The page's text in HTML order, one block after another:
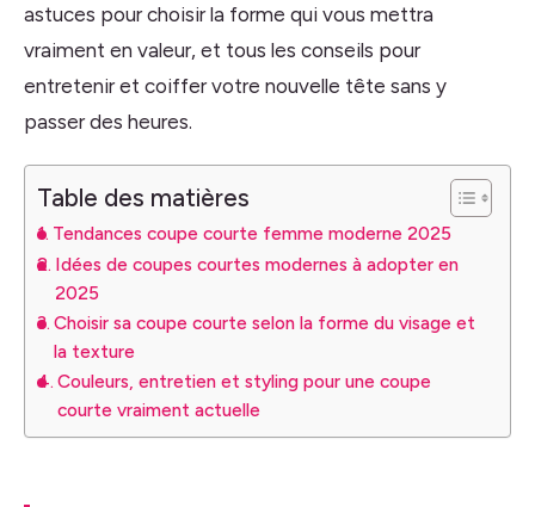
astuces pour choisir la forme qui vous mettra
vraiment en valeur, et tous les conseils pour
entretenir et coiffer votre nouvelle tête sans y
passer des heures.
Table des matières
Tendances coupe courte femme moderne 2025
Idées de coupes courtes modernes à adopter en
2025
Choisir sa coupe courte selon la forme du visage et
la texture
Couleurs, entretien et styling pour une coupe
courte vraiment actuelle